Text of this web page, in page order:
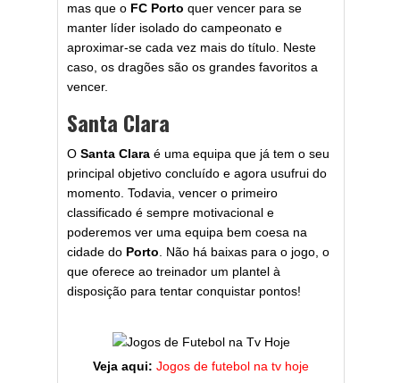
mas que o FC Porto quer vencer para se
manter líder isolado do campeonato e
aproximar-se cada vez mais do título. Neste
caso, os dragões são os grandes favoritos a
vencer.
Santa Clara
O Santa Clara é uma equipa que já tem o seu
principal objetivo concluído e agora usufrui do
momento. Todavia, vencer o primeiro
classificado é sempre motivacional e
poderemos ver uma equipa bem coesa na
cidade do Porto . Não há baixas para o jogo, o
que oferece ao treinador um plantel à
disposição para tentar conquistar pontos!
Veja aqui: Jogos de futebol na tv hoje